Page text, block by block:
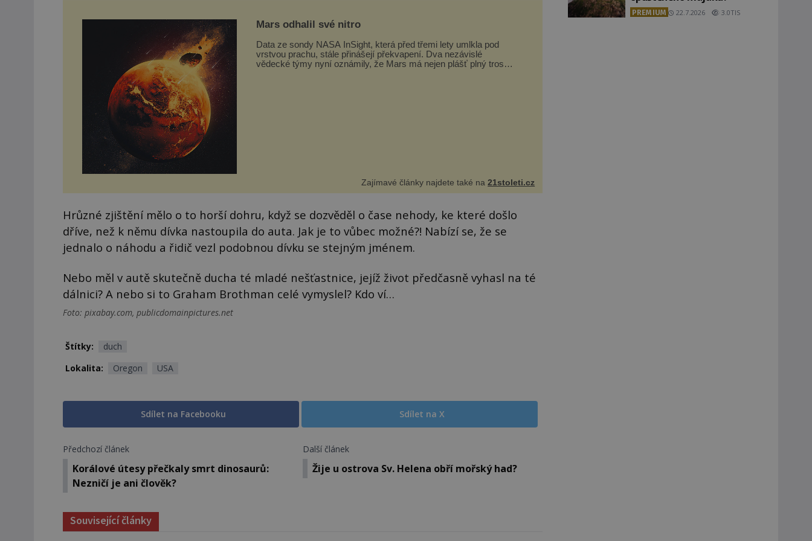
Mars odhalil své nitro
Data ze sondy NASA InSight, která před třemi lety umlkla pod
vrstvou prachu, stále přinášejí překvapení. Dva nezávislé
vědecké týmy nyní oznámily, že Mars má nejen plášť plný trosek
Zajímavé články najdete také na21stoleti.cz
Hrůzné zjištění mělo o to horší dohru, když se dozvěděl o čase nehody, ke které došlo
dříve, než k němu dívka nastoupila do auta. Jak je to vůbec možné?! Nabízí se, že se
jednalo o náhodu a řidič vezl podobnou dívku se stejným jménem.
Nebo měl v autě skutečně ducha té mladé nešťastnice, jejíž život předčasně vyhasl na té
dálnici? A nebo si to Graham Brothman celé vymyslel? Kdo ví…
Foto: pixabay.com, publicdomainpictures.net
Štítky:
duch
Lokalita:
Oregon USA
Sdílet na Facebooku Sdílet na X
Předchozí článek
Korálové útesy přečkaly smrt dinosaurů:
Nezničí je ani člověk?
Další článek
Žije u ostrova Sv. Helena obří mořský had?
Související články
PREMIUM 22.7.2026 3.0TIS